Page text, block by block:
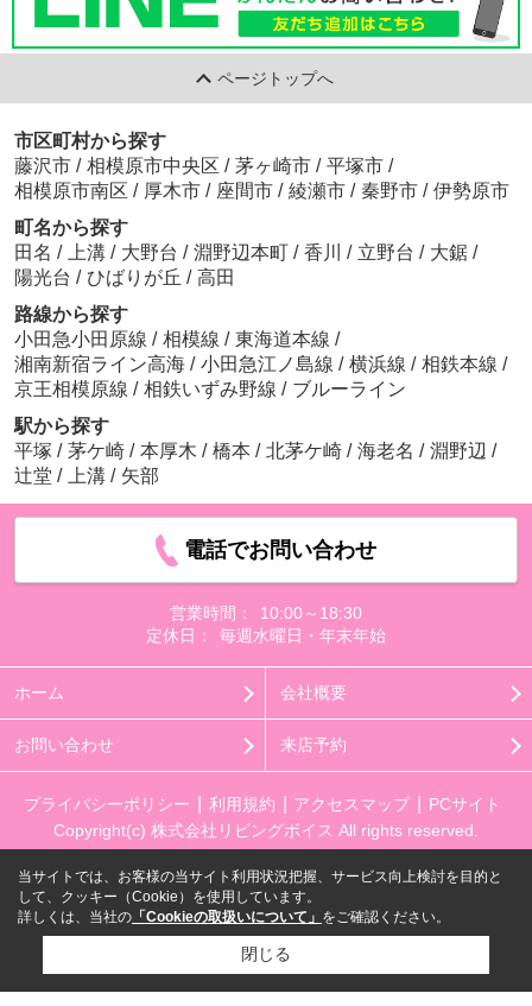
ページトップへ
市区町村から探す
藤沢市 / 相模原市中央区 / 茅ヶ崎市 / 平塚市 /
相模原市南区 / 厚木市 / 座間市 / 綾瀬市 / 秦野市 / 伊勢原市
町名から探す
田名 / 上溝 / 大野台 / 淵野辺本町 / 香川 / 立野台 / 大鋸 /
陽光台 / ひばりが丘 / 高田
路線から探す
小田急小田原線 / 相模線 / 東海道本線 /
湘南新宿ライン高海 / 小田急江ノ島線 / 横浜線 / 相鉄本線 /
京王相模原線 / 相鉄いずみ野線 / ブルーライン
駅から探す
平塚 / 茅ケ崎 / 本厚木 / 橋本 / 北茅ケ崎 / 海老名 / 淵野辺 /
辻堂 / 上溝 / 矢部
電話でお問い合わせ
営業時間：
10:00～18:30
定休日：
毎週水曜日・年末年始
ホーム 会社概要
お問い合わせ 来店予約
プライバシーポリシー 利用規約 アクセスマップ
PCサイト
Copyright(c) 株式会社リビングボイス All rights reserved.
当サイトでは、お客様の当サイト利用状況把握、サービス向上検討を目的と
して、クッキー（Cookie）を使用しています。
詳しくは、当社の 「Cookieの取扱いについて」 をご確認ください。
閉じる